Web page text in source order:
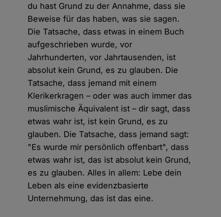
du hast Grund zu der Annahme, dass sie
Beweise für das haben, was sie sagen.
Die Tatsache, dass etwas in einem Buch
aufgeschrieben wurde, vor
Jahrhunderten, vor Jahrtausenden, ist
absolut kein Grund, es zu glauben. Die
Tatsache, dass jemand mit einem
Klerikerkragen – oder was auch immer das
muslimische Äquivalent ist – dir sagt, dass
etwas wahr ist, ist kein Grund, es zu
glauben. Die Tatsache, dass jemand sagt:
"Es wurde mir persönlich offenbart", dass
etwas wahr ist, das ist absolut kein Grund,
es zu glauben. Alles in allem: Lebe dein
Leben als eine evidenzbasierte
Unternehmung, das ist das eine.